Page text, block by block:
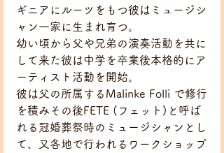
ギニアにルーツをもつ彼はミュージシ
ャン一家に生まれ育つ。
幼い頃から父や兄弟の演奏活動を共に
して来た彼は中学を卒業後本格的にア
ーティスト活動を開始。
彼は父の所属するMalinke Folli で修行
を積みその後FETE (フェット)と呼ば
れる冠婚葬祭時のミュージシャンとし
て、又各地で行われるワークショップ